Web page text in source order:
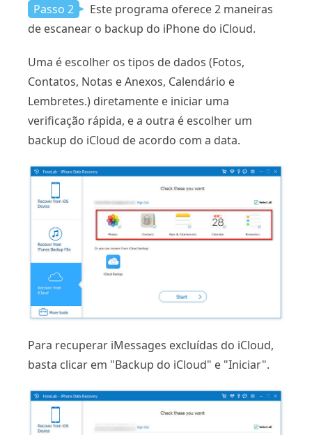
Passo 2
Este programa oferece 2 maneiras
de escanear o backup do iPhone do iCloud.
Uma é escolher os tipos de dados (Fotos,
Contatos, Notas e Anexos, Calendário e
Lembretes.) diretamente e iniciar uma
verificação rápida, e a outra é escolher um
backup do iCloud de acordo com a data.
Para recuperar iMessages excluídas do iCloud,
basta clicar em "Backup do iCloud" e "Iniciar".